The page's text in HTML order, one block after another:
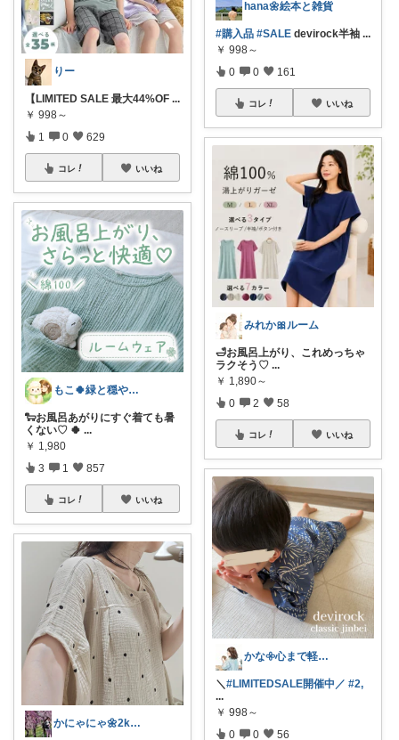
りー
【LIMITED SALE 最大44%OF ...
￥ 998～
1 0 629
コレ いいね
もこ🍀緑と穏やかなくらし🐑🍀
🐑お風呂あがりにすぐ着ても暑
くない♡ 🍀︎ ...
￥ 1,980
3 1 857
コレ いいね
かにゃにゃ🌼2kids mama
hana🌼絵本と雑貨
#購入品 #SALE devirock半袖 ...
￥ 998～
0 0 161
コレ いいね
みれか🎀ルーム
🛁お風呂上がり、これめっちゃ
ラクそう♡ ...
￥ 1,890～
0 2 58
コレ いいね
かな𖧷心まで軽くなる暮らしの記録🌿
＼ #LIMITEDSALE開催中／ #2,
...
￥ 998～
0 0 56